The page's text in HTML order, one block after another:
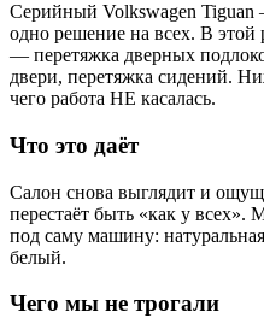
Серийный Volkswagen Tiguan
одно решение на всех. В этой
— перетяжка дверных
двери, перетяжка сидений.
чего работа НЕ касалась.
Что это даёт
Салон снова выглядит и
перестаёт быть «как у
под саму машину:
белый.
Чего мы не трогали